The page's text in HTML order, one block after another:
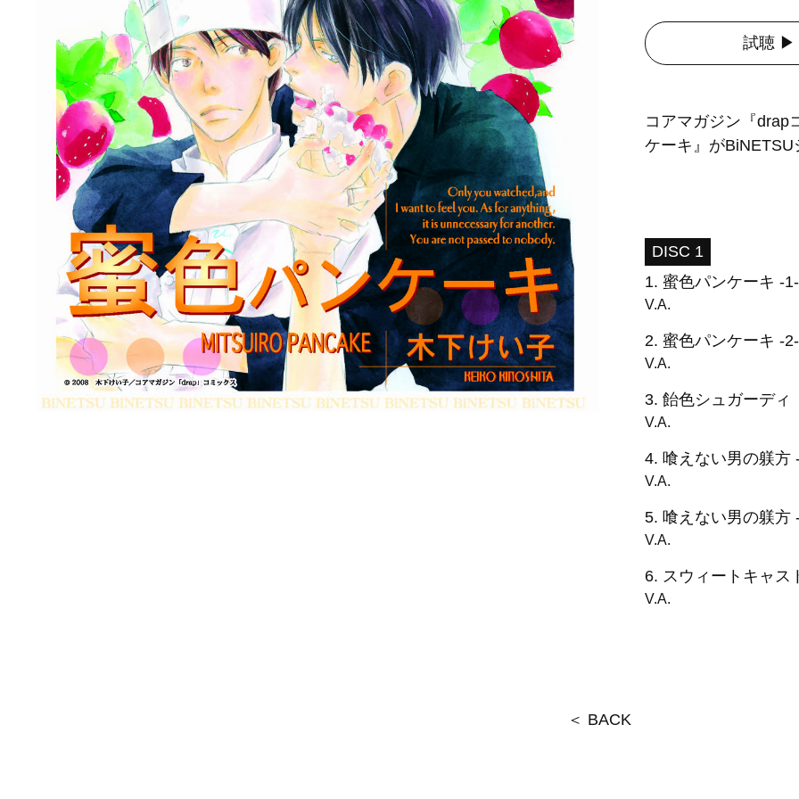
試聴 ▶︎
コアマガジン『drap
ケーキ』が
DISC 1
1. 蜜色パンケーキ -1-
V.A.
2. 蜜色パンケーキ -2-
V.A.
3. 飴色シュガーディ
V.A.
4. 喰えない男の躾方
V.A.
5. 喰えない男の躾方
V.A.
6. スウィートキャス
V.A.
＜ BACK